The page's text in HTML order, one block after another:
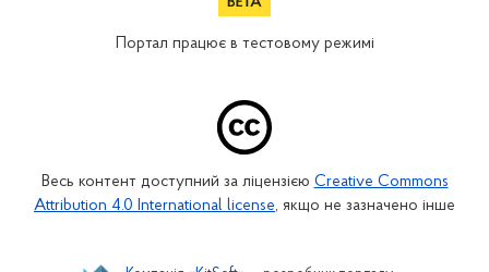
Портал працює в тестовому режимі
Весь контент доступний за ліцензією Creative Commons
Attribution 4.0 International license, якщо не зазначено інше